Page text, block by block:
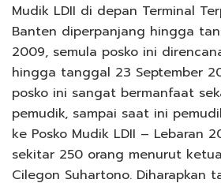
Mudik LDII di depan Terminal
Banten diperpanjang hingga
2009, semula posko ini
hingga tanggal 23 September
posko ini sangat bermanfaat
pemudik, sampai saat ini
ke Posko Mudik LDII – Lebaran
sekitar 250 orang menurut
Cilegon Suhartono. Diharapkan